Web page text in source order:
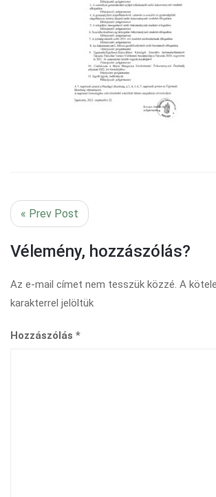
« Prev Post
Vélemény, hozzászólás?
Az e-mail címet nem tesszük közzé. A
karakterrel jelöltük
Hozzászólás *